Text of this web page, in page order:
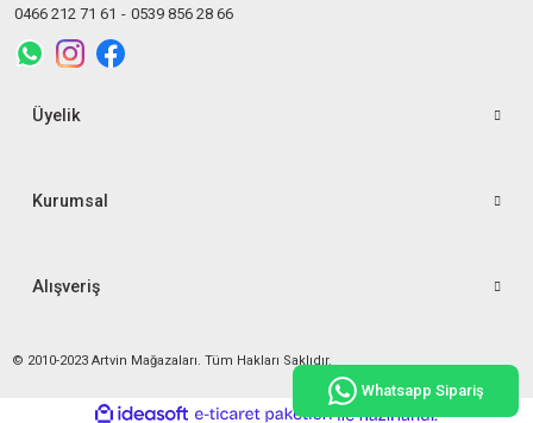
0466 212 71 61 - 0539 856 28 66
Üyelik
Kurumsal
Alışveriş
© 2010-2023 Artvin Mağazaları. Tüm Hakları Saklıdır.
Whatsapp Sipariş
ideasoft e-